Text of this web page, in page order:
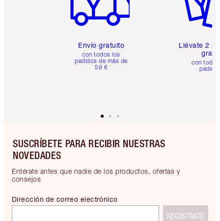
Envío gratuito
con todos los
pedidos de más de
59 €
Llévate 2
gratis
con
SUSCRÍBETE PARA RECIBIR NUESTRAS
NOVEDADES
Entérate antes que nadie de los productos, ofertas y
consejos
Dirección de correo electrónico
REGÍSTRATE